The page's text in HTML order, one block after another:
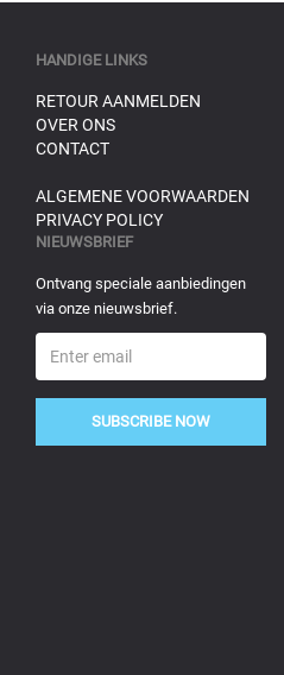
HANDIGE LINKS
RETOUR AANMELDEN
OVER ONS
CONTACT
ALGEMENE VOORWAARDEN
PRIVACY POLICY
NIEUWSBRIEF
Ontvang speciale aanbiedingen
via onze nieuwsbrief.
SUBSCRIBE NOW